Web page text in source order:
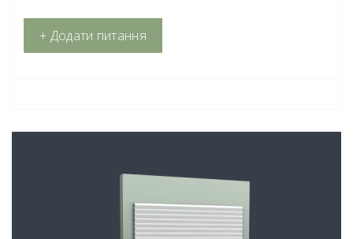
+ Додати питання